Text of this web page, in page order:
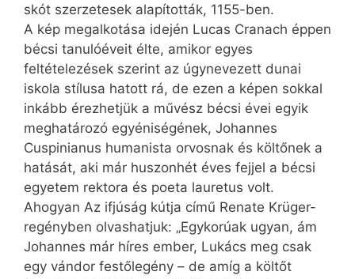
skót szerzetesek alapították, 1155-ben.
A kép megalkotása idején Lucas Cranach éppen
bécsi tanulóéveit élte, amikor egyes
feltételezések szerint az úgynevezett dunai
iskola stílusa hatott rá, de ezen a képen sokkal
inkább érezhetjük a művész bécsi évei egyik
meghatározó egyéniségének, Johannes
Cuspinianus humanista orvosnak és költőnek a
hatását, aki már huszonhét éves fejjel a bécsi
egyetem rektora és poeta lauretus volt.
Ahogyan Az ifjúság kútja című Renate Krüger-
regényben olvashatjuk: „Egykorúak ugyan, ám
Johannes már híres ember, Lukács meg csak
egy vándor festőlegény – de amíg a költőt